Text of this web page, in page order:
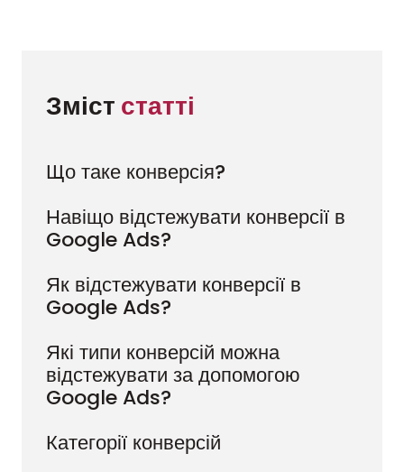
Зміст статті
Що таке конверсія?
Навіщо відстежувати конверсії в
Google Ads?
Як відстежувати конверсії в
Google Ads?
Які типи конверсій можна
відстежувати за допомогою
Google Ads?
Категорії конверсій